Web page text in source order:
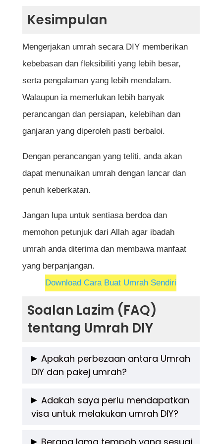
Kesimpulan
Mengerjakan umrah secara DIY memberikan
kebebasan dan fleksibiliti yang lebih besar,
serta pengalaman yang lebih mendalam.
Walaupun ia memerlukan lebih banyak
perancangan dan persiapan, kelebihan dan
ganjaran yang diperoleh pasti berbaloi.
Dengan perancangan yang teliti, anda akan
dapat menunaikan umrah dengan lancar dan
penuh keberkatan.
Jangan lupa untuk sentiasa berdoa dan
memohon petunjuk dari Allah agar ibadah
umrah anda diterima dan membawa manfaat
yang berpanjangan.
Download Cara Buat Umrah Sendiri
Soalan Lazim (FAQ)
tentang Umrah DIY
Apakah perbezaan antara Umrah
DIY dan pakej umrah?
Umrah DIY (Do-It-Yourself) merujuk kepada
perjalanan umrah yang dilakukan sendiri
Adakah saya perlu mendapatkan
visa untuk melakukan umrah DIY?
Ya, anda perlu memohon visa umrah untuk